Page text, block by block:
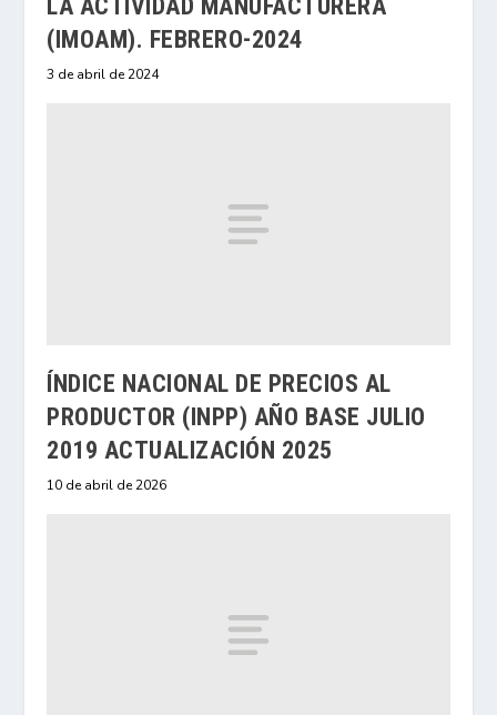
LA ACTIVIDAD MANUFACTURERA
(IMOAM). FEBRERO-2024
3 de abril de 2024
ÍNDICE NACIONAL DE PRECIOS AL
PRODUCTOR (INPP) AÑO BASE JULIO
2019 ACTUALIZACIÓN 2025
10 de abril de 2026